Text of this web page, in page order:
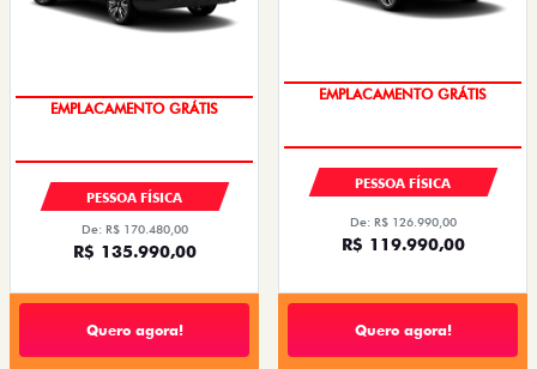
OPORTUNIDADE
PESSOA FÍSICA
De: R$ 170.480,00
R$ 135.990,00
Quero agora!
OPORTUNIDADE
PESSOA FÍSICA
De: R$ 126.990,00
R$ 119.990,00
Quero agora!